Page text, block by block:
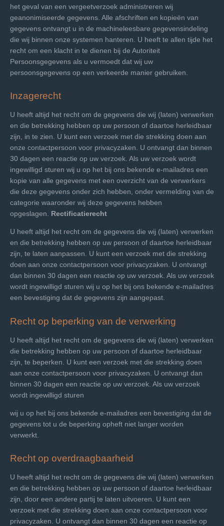
het geval van een vergeetverzoek administreren wij
geanonimiseerde gegevens. Alle afschriften en kopieën van
gegevens ontvangt u in de machineleesbare gegevensindeling
die wij binnen onze systemen hanteren. U heeft te allen tijde het
recht om een klacht in te dienen bij de Autoriteit
Persoonsgegevens als u vermoedt dat wij uw
persoonsgegevens op een verkeerde manier gebruiken.
Inzagerecht
U heeft altijd het recht om de gegevens die wij (laten) verwerken
en die betrekking hebben op uw persoon of daartoe herleidbaar
zijn, in te zien. U kunt een verzoek met die strekking doen aan
onze contactpersoon voor privacyzaken. U ontvangt dan binnen
30 dagen een reactie op uw verzoek. Als uw verzoek wordt
ingewilligd sturen wij u op het bij ons bekende e-mailadres een
kopie van alle gegevens met een overzicht van de verwerkers
die deze gegevens onder zich hebben, onder vermelding van de
categorie waaronder wij deze gegevens hebben
opgeslagen. Rectificatierecht
U heeft altijd het recht om de gegevens die wij (laten) verwerken
en die betrekking hebben op uw persoon of daartoe herleidbaar
zijn, te laten aanpassen. U kunt een verzoek met die strekking
doen aan onze contactpersoon voor privacyzaken. U ontvangt
dan binnen 30 dagen een reactie op uw verzoek. Als uw verzoek
wordt ingewilligd sturen wij u op het bij ons bekende e-mailadres
een bevestiging dat de gegevens zijn aangepast.
Recht op beperking van de verwerking
U heeft altijd het recht om de gegevens die wij (laten) verwerken
die betrekking hebben op uw persoon of daartoe herleidbaar
zijn, te beperken. U kunt een verzoek met die strekking doen
aan onze contactpersoon voor privacyzaken. U ontvangt dan
binnen 30 dagen een reactie op uw verzoek. Als uw verzoek
wordt ingewilligd sturen
wij u op het bij ons bekende e-mailadres een bevestiging dat de
gegevens tot u de beperking opheft niet langer worden
verwerkt.
Recht op overdraagbaarheid
U heeft altijd het recht om de gegevens die wij (laten) verwerken
en die betrekking hebben op uw persoon of daartoe herleidbaar
zijn, door een andere partij te laten uitvoeren. U kunt een
verzoek met die strekking doen aan onze contactpersoon voor
privacyzaken. U ontvangt dan binnen 30 dagen een reactie op